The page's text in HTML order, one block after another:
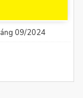
09/2024